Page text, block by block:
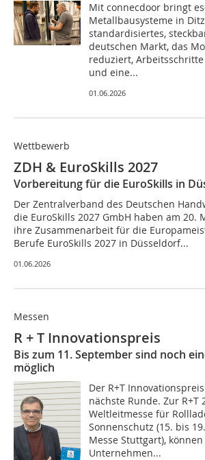
Mit connecdoor bringt
Metallbausysteme in
standardisiertes,
deutschen Markt, das
reduziert,
und eine...
01.06.2026
Wettbewerb
ZDH & EuroSkills 2027
Vorbereitung für die EuroSkills in
Der Zentralverband des Deutschen
die EuroSkills 2027 GmbH haben am 20.
ihre Zusammenarbeit für die
Berufe EuroSkills 2027 in Düsseldorf...
01.06.2026
Messen
R + T Innovationspreis
Bis zum 11. September sind noch
möglich
Der R+T
nächste Runde. Zur R+T
Weltleitmesse für
Sonnenschutz (15. bis
Messe Stuttgart),
Unternehmen...